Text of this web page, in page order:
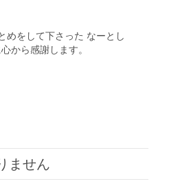
めをして下さった なーとし
から感謝します。
ません